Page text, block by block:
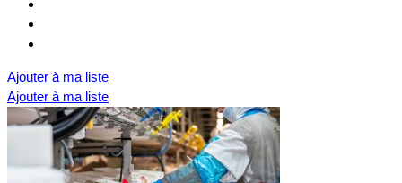
Ajouter à ma liste
Ajouter à ma liste